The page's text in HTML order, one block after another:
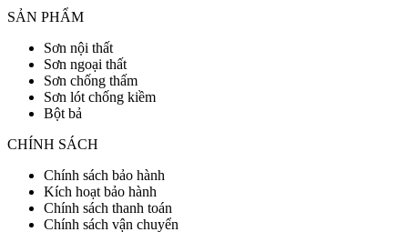
SẢN PHẨM
Sơn nội thất
Sơn ngoại thất
Sơn chống thấm
Sơn lót chống kiềm
Bột bả
CHÍNH SÁCH
Chính sách bảo hành
Kích hoạt bảo hành
Chính sách thanh toán
Chính sách vận chuyển